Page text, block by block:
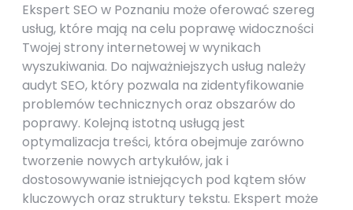
Ekspert SEO w Poznaniu może oferować szereg
usług, które mają na celu poprawę widoczności
Twojej strony internetowej w wynikach
wyszukiwania. Do najważniejszych usług należy
audyt SEO, który pozwala na zidentyfikowanie
problemów technicznych oraz obszarów do
poprawy. Kolejną istotną usługą jest
optymalizacja treści, która obejmuje zarówno
tworzenie nowych artykułów, jak i
dostosowywanie istniejących pod kątem słów
kluczowych oraz struktury tekstu. Ekspert może